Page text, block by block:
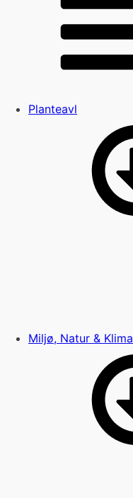
Planteavl
Miljø, Natur & Klima